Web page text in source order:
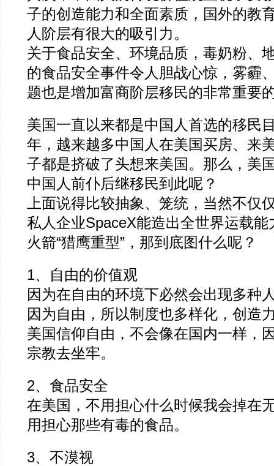
子的创造能力和全面素质，国外的教
人阶层有很大的吸引力。
关于食品安全、环境品质，毒奶粉、
的食品安全事件令人胆战心惊，雾霾
题也是增加富商阶层移民的非常重要
美国一直以来都是中国人首选的移民
年，越来越多中国人在美国买房、来
子都是挤破了头想来美国。那么，美
中国人前仆后继移民到此呢？
上面说得比较抽象、笼统，当然不仅
私人企业SpaceX能造出全世界运载
火箭“猎鹰重型”，那到底图什么呢？
1、自由的价值观
因为在自由的环境下必然会出现多种
因为自由，所以制度也多样化，创造
美国信仰自由，不会像在国内一样，
宗教去坐牢。
2、食品安全
在美国，不用担心什么时候我会掉在
用担心那些有毒的食品。
3、不漠视